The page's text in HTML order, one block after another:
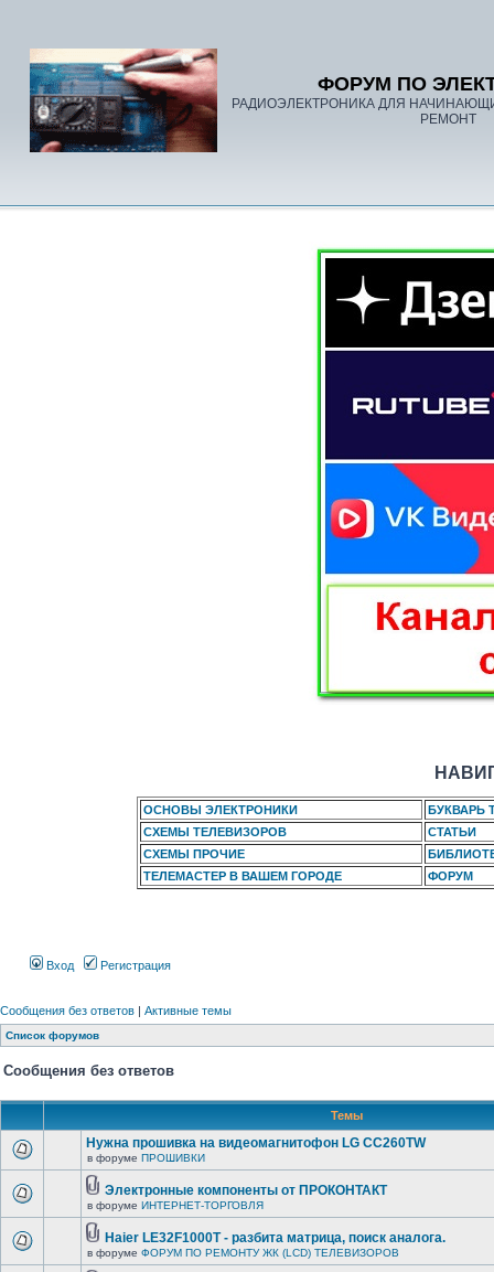
ФОРУМ ПО
РАДИОЭЛЕКТРОНИКА ДЛЯ
РЕМОНТ
ОСНОВЫ ЭЛЕКТРОНИКИ
БУКВАРЬ
СХЕМЫ ТЕЛЕВИЗОРОВ
СТАТЬИ
СХЕМЫ ПРОЧИЕ
ТЕЛЕМАСТЕР В ВАШЕМ ГОРОДЕ
ФОРУМ
Вход Регистрация
Сообщения без ответов | Активные темы
Список форумов
Сообщения без ответов
Темы
Нужна прошивка на видеомагнитофон LG CC260TW
в форуме ПРОШИВКИ
Электронные компоненты от ПРОКОНТАКТ
в форуме ИНТЕРНЕТ-ТОРГОВЛЯ
Haier LE32F1000T - разбита матрица, поиск аналога.
в форуме ФОРУМ ПО РЕМОНТУ ЖК (LCD) ТЕЛЕВИЗОРОВ